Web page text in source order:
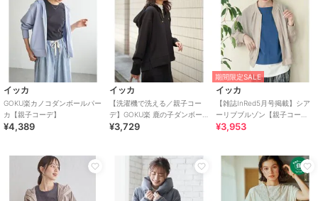
イッカ
GOKU楽カノコダンボールパー
カ【親子コーデ】
¥4,389
イッカ
【洗濯機で洗える／親子コー
デ】GOKU楽 鹿の子ダンボー
ルパーカー
¥3,729
期間限定SALE
イッカ
【雑誌InRed5月号掲載】シア
ーリブブルゾン【親子コー
デ】
¥3,953